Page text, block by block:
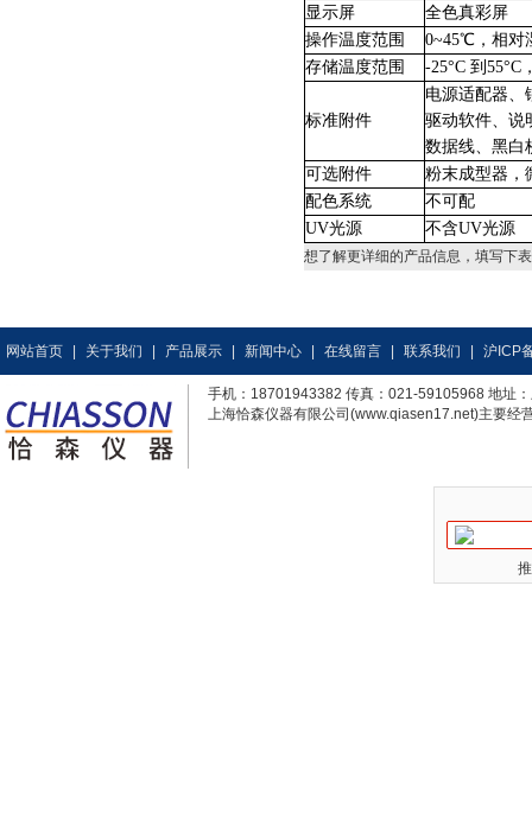
显示屏
全色真彩屏
操作温度范围
0~45℃，相对
存储温度范围
-25°C 到55°C
标准附件
电源适配器、
驱动软件、说
数据线、黑白
可选附件
粉末成型器，
配色系统
不可配
UV光源 不含UV光源
想了解更详细的产品信息，填写下
网站首页 关于我们 产品展示 新闻中心 在线留言 联系我们 沪ICP
手机：18701943382 传真：021-59105968 地址
上海恰森仪器有限公司(www.qiasen17.net)主要经